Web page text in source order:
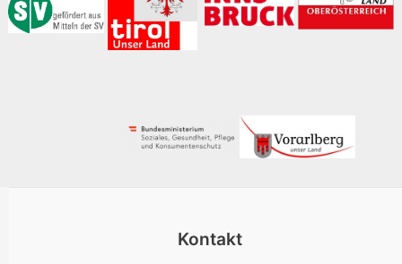
Kontakt